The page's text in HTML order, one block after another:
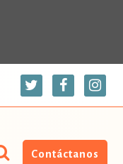
Contáctanos